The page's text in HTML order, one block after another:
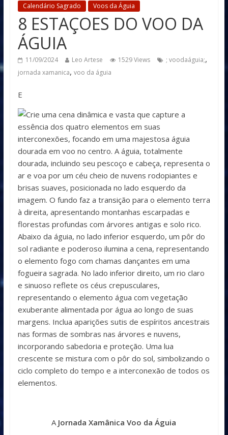
Calendário Sagrado Voos da Águia
8 ESTAÇOES DO VOO DA
ÁGUIA
11/09/2024 Leo Artese 1529 Views ; voodaáguia;,
jornada xamanica, voo da águia
E
A Jornada Xamânica Voo da Águia